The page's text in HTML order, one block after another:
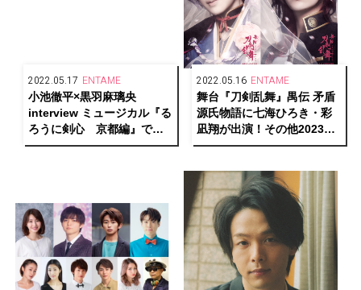
2022.05.17 ENTAME
小池徹平×黒羽麻璃央
interview ミュージカル『る
ろうに剣心 京都編』で対
峙するふたりが語る、役を
2022.05.16 ENTAME
舞台『刀剣乱舞』禺伝 矛盾
源氏物語に七海ひろき・彩
凪翔が出演！その他2023年
以降のラインナップも続々